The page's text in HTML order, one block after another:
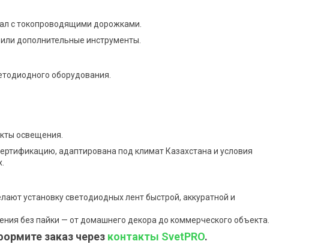
с токопроводящими дорожками.
дополнительные инструменты.
оборудования.
освещения.
адаптирована под климат Казахстана и условия
установку светодиодных лент быстрой, аккуратной и
без пайки — от домашнего декора до коммерческого объекта.
заказ через контакты SvetPRO.